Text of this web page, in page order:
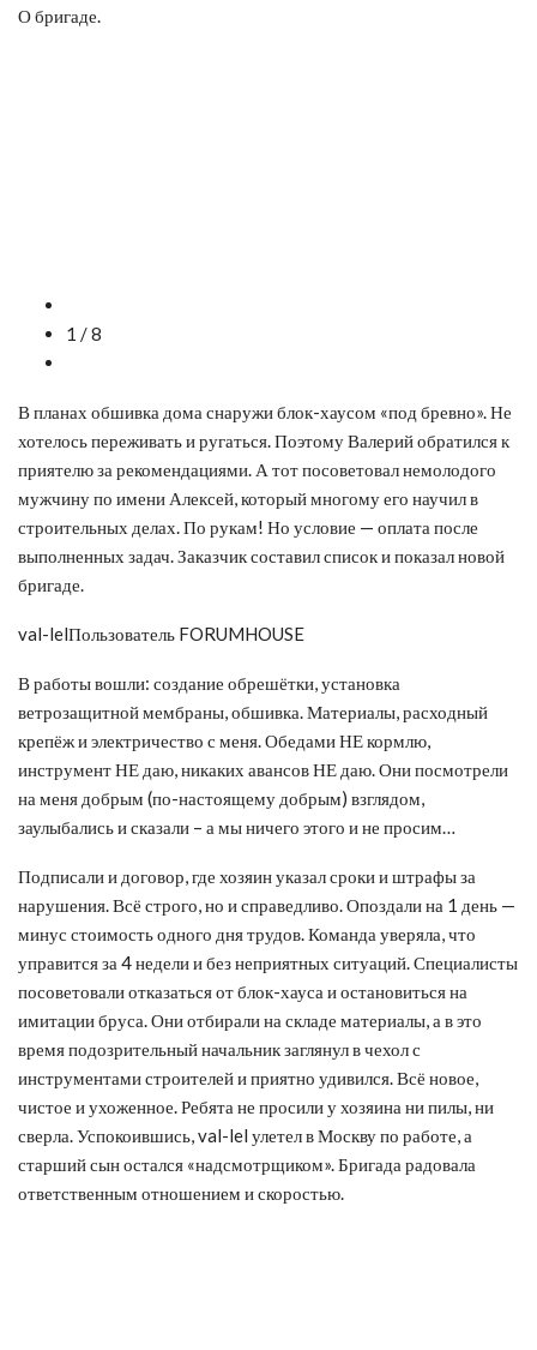
О бригаде.
1 / 8
В планах обшивка дома снаружи блок-хаусом «под бревно». Не
хотелось переживать и ругаться. Поэтому Валерий обратился к
приятелю за рекомендациями. А тот посоветовал немолодого
мужчину по имени Алексей, который многому его научил в
строительных делах. По рукам! Но условие — оплата после
выполненных задач. Заказчик составил список и показал новой
бригаде.
val-lelПользователь FORUMHOUSE
В работы вошли: создание обрешётки, установка
ветрозащитной мембраны, обшивка. Материалы, расходный
крепёж и электричество с меня. Обедами НЕ кормлю,
инструмент НЕ даю, никаких авансов НЕ даю. Они посмотрели
на меня добрым (по-настоящему добрым) взглядом,
заулыбались и сказали – а мы ничего этого и не просим…
Подписали и договор, где хозяин указал сроки и штрафы за
нарушения. Всё строго, но и справедливо. Опоздали на 1 день —
минус стоимость одного дня трудов. Команда уверяла, что
управится за 4 недели и без неприятных ситуаций. Специалисты
посоветовали отказаться от блок-хауса и остановиться на
имитации бруса. Они отбирали на складе материалы, а в это
время подозрительный начальник заглянул в чехол с
инструментами строителей и приятно удивился. Всё новое,
чистое и ухоженное. Ребята не просили у хозяина ни пилы, ни
сверла. Успокоившись, val-lel улетел в Москву по работе, а
старший сын остался «надсмотрщиком». Бригада радовала
ответственным отношением и скоростью.